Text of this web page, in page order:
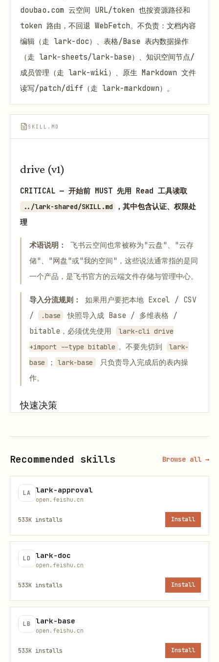
doubao.com 云空间 URL/token 也按资源路径和
token 路由，不回退 WebFetch。不负责：文档内容
编辑（走 lark-doc）、表格/Base 表内数据操作
（走 lark-sheets/lark-base）、知识空间节点/
成员管理（走 lark-wiki）、原生 Markdown 文件
读写/patch/diff（走 lark-markdown）。
SKILL.MD
drive (v1)
CRITICAL — 开始前 MUST 先用 Read 工具读取
../lark-shared/SKILL.md
，其中包含认证、权限处
理
术语说明：
飞书云空间也常被称为"云盘"、"云存
储"、"网盘"或"我的空间"，这些说法通常指的是同
一个产品，是飞书官方的云端文件存储与管理中心。
导入分流规则：
如果用户要把本地 Excel / CSV
/
.base
快照导入成 Base / 多维表格 /
bitable，必须优先使用
lark-cli drive
+import --type bitable 。不要先切到
lark-
base
； lark-base
只负责导入完成后的表内操
作。
快速决策
时/重复/空目录、生成整理方案”，必须先阅读
organize.md 。默认只生成方案；创建目录、移动
资源、申请权限都必须单独确认。
用户要搜文档 / Wiki / 电子表格 / 多维表格 /
云空间（云盘/云存储）对象，优先使用 lark-cli
drive +search
的"、"我创建的"（→
义）、"最近一周我打开过的 xxx"、"某人 owner
的 docx" 等直接映射到扁平 flag，避免手写嵌
套 JSON。
用户要 根据文档评论定位正文位置
review 文档、根据评论内容回看文档、区分多处
Recommended skills Browse all →
LA lark-approval
open.feishu.cn
533K installs Install
LD lark-doc
open.feishu.cn
533K installs Install
LB lark-base
open.feishu.cn
533K installs Install